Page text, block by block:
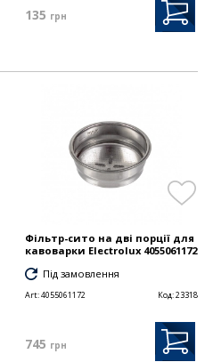
135 грн
Фільтр-сито на дві порції для
кавоварки Electrolux 4055061172
Під замовлення
Art:4055061172 Код:23318
745 грн